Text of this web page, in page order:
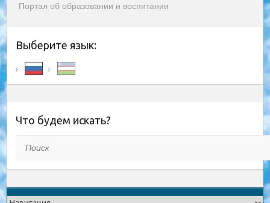
Портал об образовании и воспитании
Выберите язык:
Что будем искать?